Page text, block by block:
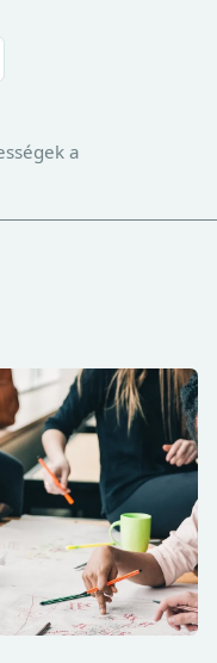
a